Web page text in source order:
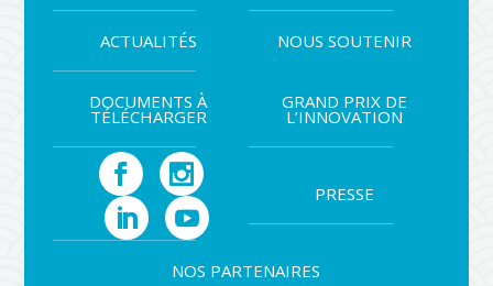
ACTUALITÉS NOUS SOUTENIR
DOCUMENTS À
TÉLÉCHARGER
GRAND PRIX DE
L’INNOVATION
PRESSE
NOS PARTENAIRES